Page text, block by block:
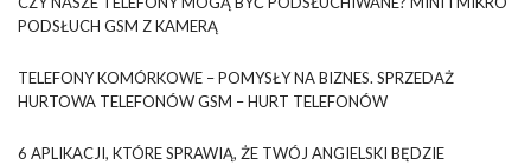
PODSŁUCH GSM Z KAMERĄ
TELEFONY KOMÓRKOWE – POMYSŁY NA BIZNES. SPRZEDAŻ
HURTOWA TELEFONÓW GSM – HURT TELEFONÓW
6 APLIKACJI, KTÓRE SPRAWIĄ, ŻE TWÓJ ANGIELSKI BĘDZIE